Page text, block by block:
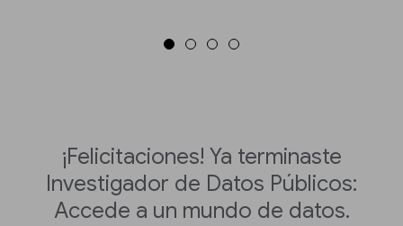
¡Felicitaciones! Ya terminaste
Investigador de Datos Públicos:
Accede a un mundo de datos.